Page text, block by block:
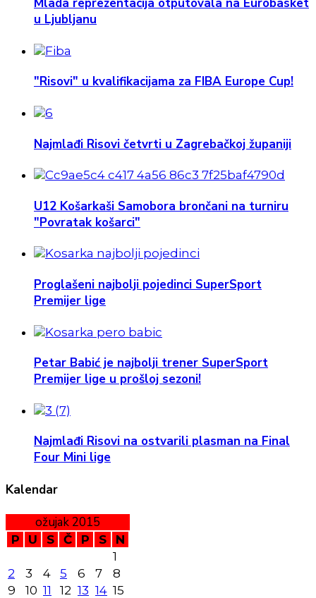
Mlada reprezentacija otputovala na Eurobasket
u Ljubljanu
"Risovi" u kvalifikacijama za FIBA Europe Cup!
Najmlađi Risovi četvrti u Zagrebačkoj županiji
U12 Košarkaši Samobora brončani na turniru
"Povratak košarci"
Proglašeni najbolji pojedinci SuperSport
Premijer lige
Petar Babić je najbolji trener SuperSport
Premijer lige u prošloj sezoni!
Najmlađi Risovi na ostvarili plasman na Final
Four Mini lige
Kalendar
ožujak 2015
P U S Č P S
N
1
2
3 4 5 6 7
8
9
10 11 12 13 14 15